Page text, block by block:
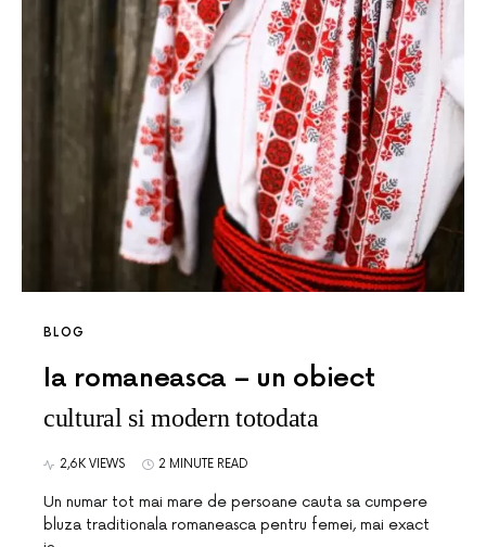
BLOG
Ia romaneasca – un obiect
cultural si modern totodata
2,6K VIEWS 2 MINUTE READ
Un numar tot mai mare de persoane cauta sa cumpere
bluza traditionala romaneasca pentru femei, mai exact